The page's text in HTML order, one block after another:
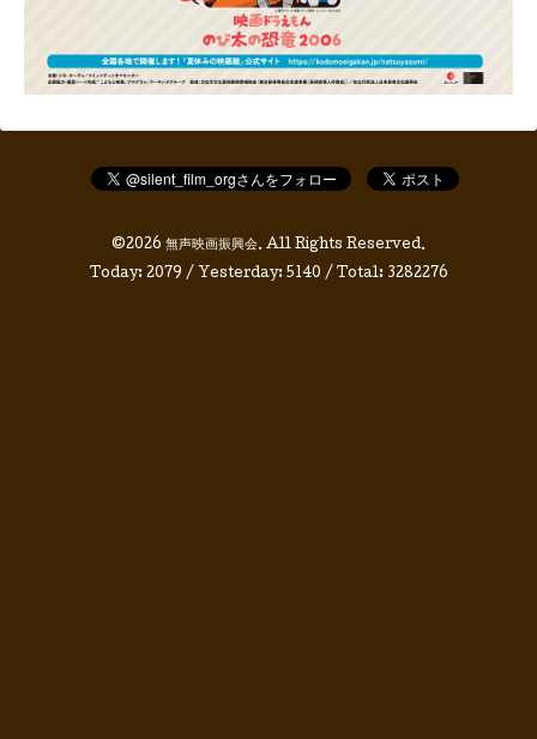
©2026 無声映画振興会. All Rights Reserved.
Today: 2079 / Yesterday: 5140 / Total: 3282276